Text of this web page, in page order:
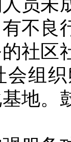
不良
社区
会组
地。